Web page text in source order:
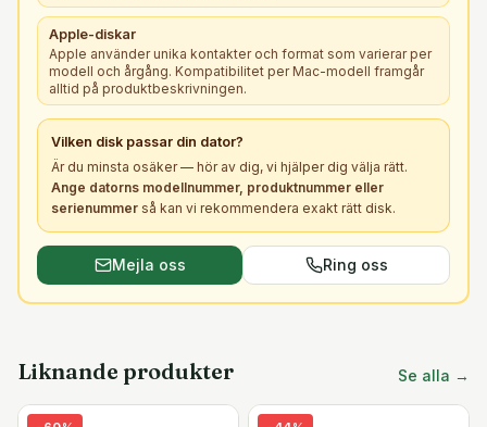
Apple-diskar
Apple använder unika kontakter och format som varierar per
modell och årgång. Kompatibilitet per Mac-modell framgår
alltid på produktbeskrivningen.
Vilken disk passar din dator?
Är du minsta osäker — hör av dig, vi hjälper dig välja rätt.
Ange datorns modellnummer, produktnummer eller
serienummer så kan vi rekommendera exakt rätt disk.
Mejla oss Ring oss
Liknande produkter Se alla →